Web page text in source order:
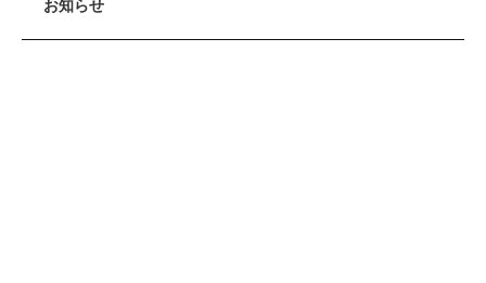
お知らせ